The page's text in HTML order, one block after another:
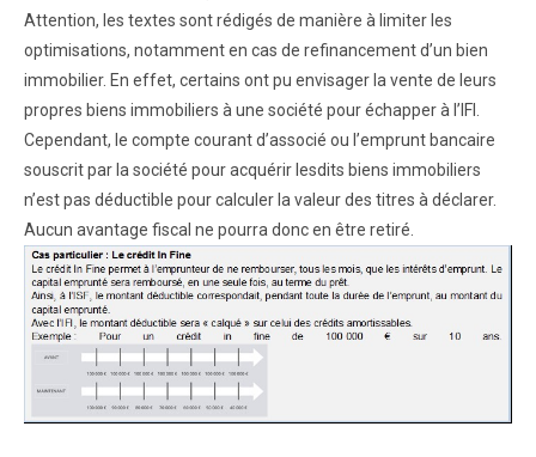
Attention, les textes sont rédigés de manière à limiter les
optimisations, notamment en cas de refinancement d’un bien
immobilier. En effet, certains ont pu envisager la vente de leurs
propres biens immobiliers à une société pour échapper à l’IFI.
Cependant, le compte courant d’associé ou l’emprunt bancaire
souscrit par la société pour acquérir lesdits biens immobiliers
n’est pas déductible pour calculer la valeur des titres à déclarer.
Aucun avantage fiscal ne pourra donc en être retiré.